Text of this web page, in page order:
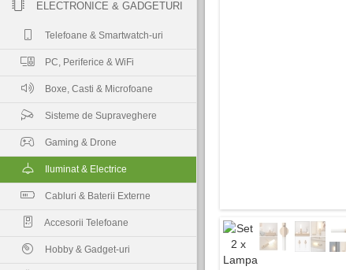
ELECTRONICE & GADGETURI
Telefoane & Smartwatch-uri
PC, Periferice & WiFi
Boxe, Casti & Microfoane
Sisteme de Supraveghere
Gaming & Drone
Iluminat & Electrice
Cabluri & Baterii Externe
Accesorii Telefoane
Hobby & Gadget-uri